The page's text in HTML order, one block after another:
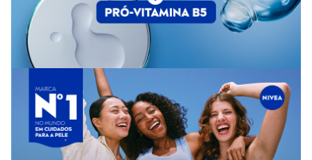
Somente a embalagem vazia pode ser reciclada.
Tamanho do produto
Frasco com 200ml
Conheça outros produtos relacionados aDesodorantena
Panvel Farmácias e encontre tudo o que precisa para o seu
cuidado diário com as axilas!